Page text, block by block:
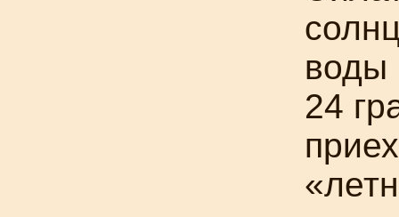
воды
24